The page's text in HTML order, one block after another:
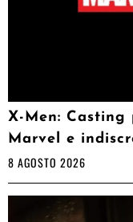
X-Men:
Marvel e
8 AGOSTO 2026